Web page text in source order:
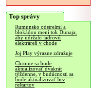
Top správy
Rumunsko odstrelmi a
blokádou mení tok Dunaja,
aby udržalo jadrovú
elektráreň v chode
Joj Play výrazne zdražuje
Chrome sa bude
aktualizovať dvakrát
týždenne, v budúcnosti sa
bude aktualizovať bez
reštartov